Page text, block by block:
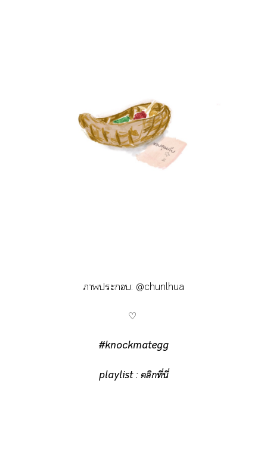
าะ: @chunlhua
♡
#knockmategg
playlist :คลิกที่นี่